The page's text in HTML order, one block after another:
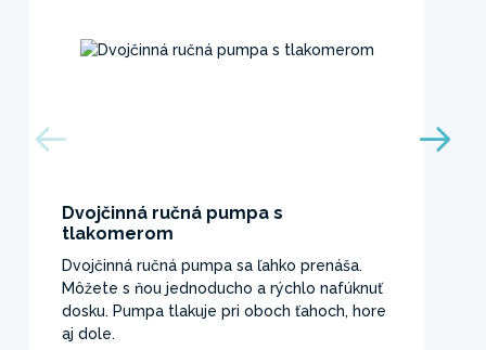
Dvojčinná ručná pumpa s
tlakomerom
Dvojčinná ručná pumpa sa ľahko prenáša.
Môžete s ňou jednoducho a rýchlo nafúknuť
dosku. Pumpa tlakuje pri oboch ťahoch, hore
aj dole.